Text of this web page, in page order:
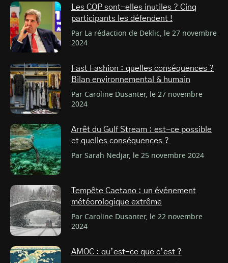
Les COP sont-elles inutiles ? Cinq
participants les défendent !
Par La rédaction de Deklic, le 27 novembre
2024
Fast Fashion : quelles conséquences ?
Bilan environnemental & humain
Par Caroline Dusanter, le 27 novembre
2024
Arrêt du Gulf Stream : est-ce possible
et quelles conséquences ?
Par Sarah Nedjar, le 25 novembre 2024
Tempête Caetano : un événement
météorologique extrême
Par Caroline Dusanter, le 22 novembre
2024
AMOC : qu’est-ce que c’est ?